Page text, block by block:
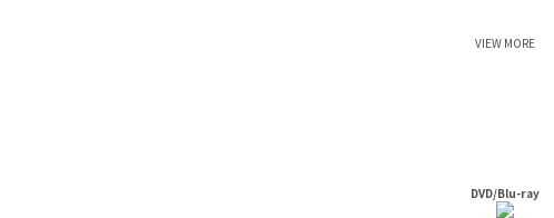
VIEW MORE
DVD/Blu-ray